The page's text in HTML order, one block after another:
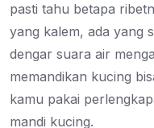
pasti tahu betapa
yang kalem, ada yang
dengar suara air
memandikan kucing
kamu pakai
mandi kucing.